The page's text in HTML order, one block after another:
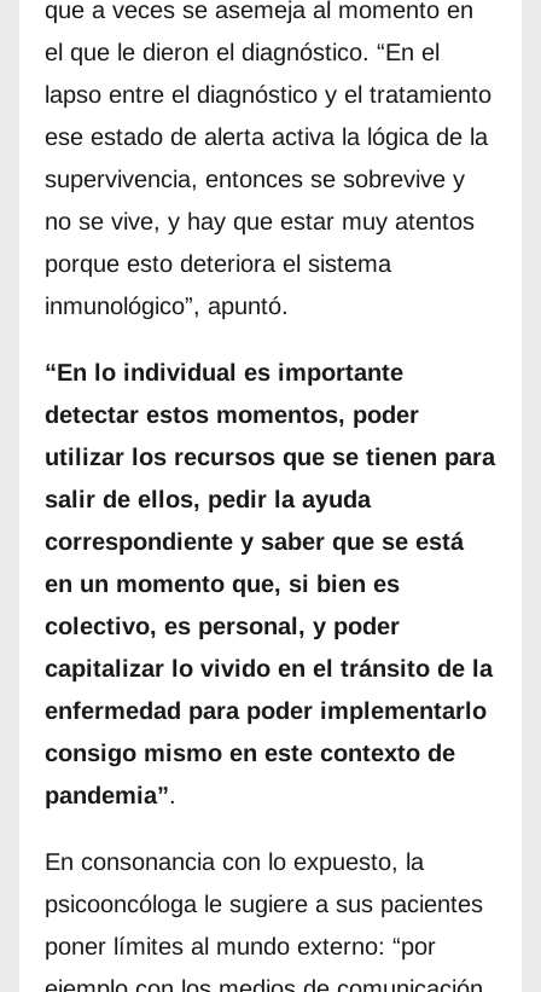
que a veces se asemeja al momento en
el que le dieron el diagnóstico. “En el
lapso entre el diagnóstico y el tratamiento
ese estado de alerta activa la lógica de la
supervivencia, entonces se sobrevive y
no se vive, y hay que estar muy atentos
porque esto deteriora el sistema
inmunológico”, apuntó.
“En lo individual es importante
detectar estos momentos, poder
utilizar los recursos que se tienen para
salir de ellos, pedir la ayuda
correspondiente y saber que se está
en un momento que, si bien es
colectivo, es personal, y poder
capitalizar lo vivido en el tránsito de la
enfermedad para poder implementarlo
consigo mismo en este contexto de
pandemia”.
En consonancia con lo expuesto, la
psicooncóloga le sugiere a sus pacientes
poner límites al mundo externo: “por